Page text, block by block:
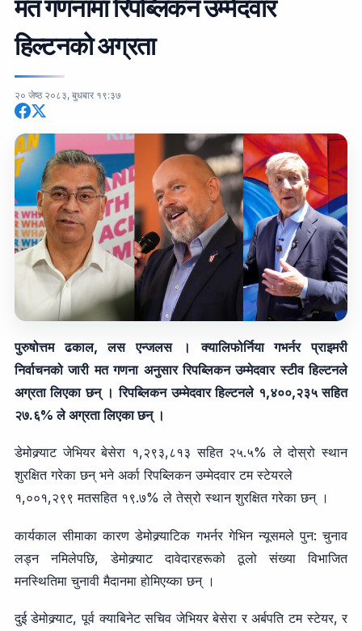
मत गणनामा रिपब्लिकन उम्मेदवार
हिल्टनको अग्रता
२० जेष्ठ २०८३, बुधबार १९:३७
पुरुषोत्तम ढकाल, लस एन्जलस । क्यालिफोर्निया गभर्नर प्राइमरी
निर्वाचनको जारी मत गणना अनुसार रिपब्लिकन उम्मेदवार स्टीव हिल्टनले
अग्रता लिएका छन् । रिपब्लिकन उम्मेदवार हिल्टनले १,४००,२३५ सहित
२७.६% ले अग्रता लिएका छन् ।
डेमोक्र्याट जेभियर बेसेरा १,२९३,८१३ सहित २५.५% ले दोस्रो स्थान
शुरक्षित गरेका छन् भने अर्का रिपब्लिकन उम्मेदवार टम स्टेयरले
१,००१,२९९ मतसहित १९.७% ले तेस्रो स्थान शुरक्षित गरेका छन् ।
कार्यकाल सीमाका कारण डेमोक्र्याटिक गभर्नर गेभिन न्यूसमले पुन: चुनाव
लड्न नमिलेपछि, डेमोक्र्याट दावेदारहरूको ठूलो संख्या विभाजित
मनस्थितिमा चुनावी मैदानमा होमिएय्का छन् ।
दुई डेमोक्र्याट, पूर्व क्याबिनेट सचिव जेभियर बेसेरा र अर्बपति टम स्टेयर, र